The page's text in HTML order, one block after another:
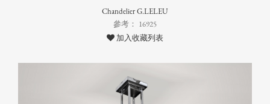
Chandelier G.LELEU
參考： 16925
加入收藏列表